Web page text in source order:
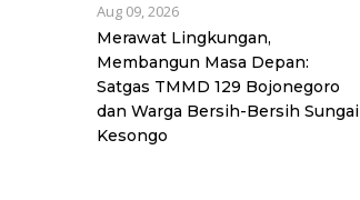
Aug 09, 2026
Merawat Lingkungan,
Membangun Masa Depan:
Satgas TMMD 129 Bojonegoro
dan Warga Bersih-Bersih Sungai
Kesongo